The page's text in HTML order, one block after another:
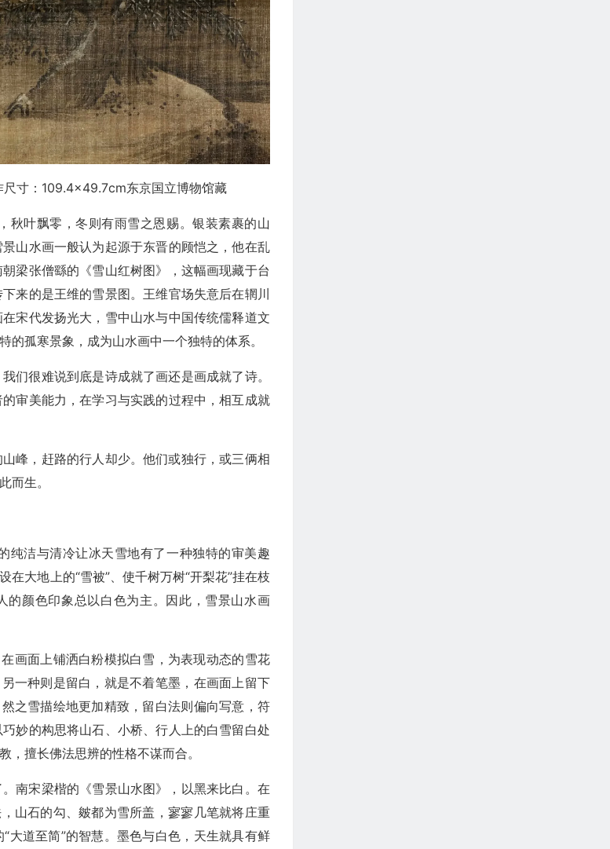
寸：109.4×49.7cm东京国立博物馆藏
秋叶飘零，冬则有雨雪之恩赐。银装素裹的山
山水画一般认为起源于东晋的顾恺之，他在乱
梁张僧繇的《雪山红树图》，这幅画现藏于台
来的是王维的雪景图。王维官场失意后在辋川
宋代发扬光大，雪中山水与中国传统儒释道文
孤寒景象，成为山水画中一个独特的体系。
们很难说到底是诗成就了画还是画成就了诗。
审美能力，在学习与实践的过程中，相互成就
峰，赶路的行人却少。他们或独行，或三俩相
而生。
纯洁与清冷让冰天雪地有了一种独特的审美趣
大地上的“雪被”、使千树万树“开梨花”挂在枝
颜色印象总以白色为主。因此，雪景山水画
画面上铺洒白粉模拟白雪，为表现动态的雪花
一种则是留白，就是不着笔墨，在画面上留下
之雪描绘地更加精致，留白法则偏向写意，符
妙的构思将山石、小桥、行人上的白雪留白处
擅长佛法思辨的性格不谋而合。
南宋梁楷的《雪景山水图》，以黑来比白。在
山石的勾、皴都为雪所盖，寥寥几笔就将庄重
大道至简”的智慧。墨色与白色，天生就具有鲜